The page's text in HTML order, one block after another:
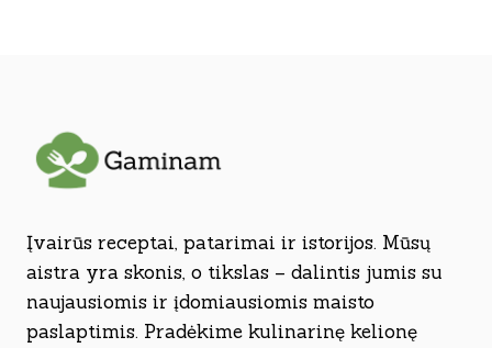
Įvairūs receptai, patarimai ir istorijos. Mūsų
aistra yra skonis, o tikslas – dalintis jumis su
naujausiomis ir įdomiausiomis maisto
paslaptimis. Pradėkime kulinarinę kelionę